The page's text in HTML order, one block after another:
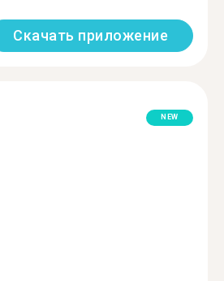
Скачать приложение
NEW